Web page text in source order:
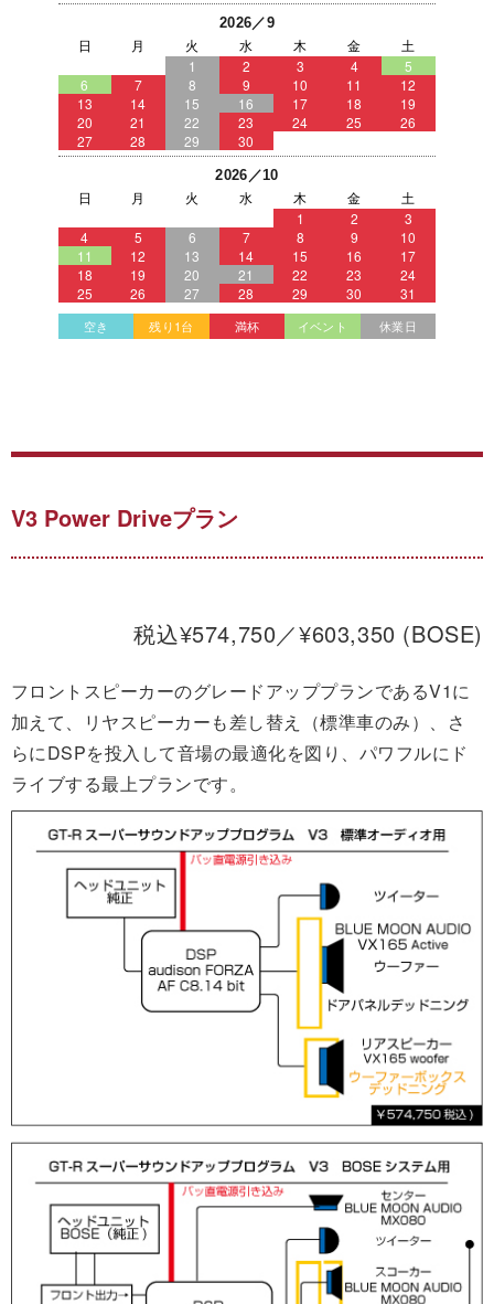
2026／9
日 月 火 水 木 金
土
1
2 3 4
5
6
7 8 9 10 11
12
13
14 15 16 17 18
19
20
21 22 23 24 25
26
27
28 29 30
2026／10
日 月 火 水 木 金
土
1
2
3
4
5 6 7 8 9
10
11
12 13 14 15 16
17
18
19 20 21 22 23
24
25
26 27 28 29 30 31
空き 残り1台 満杯 イベント 休業日
V3 Power Driveプラン
税込¥574,750／¥603,350 (BOSE)
フロントスピーカーのグレードアッププランであるV1に
加えて、リヤスピーカーも差し替え（標準車のみ）、さ
らにDSPを投入して音場の最適化を図り、パワフルにド
ライブする最上プランです。